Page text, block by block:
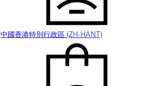
中國香港特別行政區 (ZH-HANT)